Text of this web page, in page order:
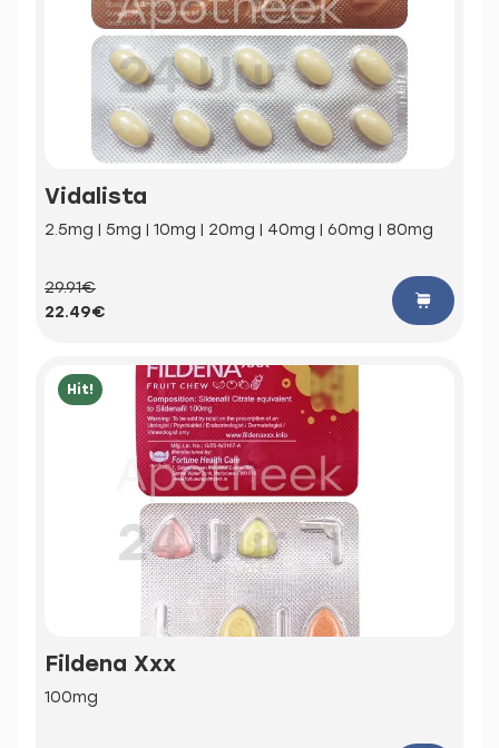
Vidalista
2.5mg | 5mg | 10mg | 20mg | 40mg | 60mg | 80mg
29.91€
22.49€
Hit!
Fildena Xxx
100mg